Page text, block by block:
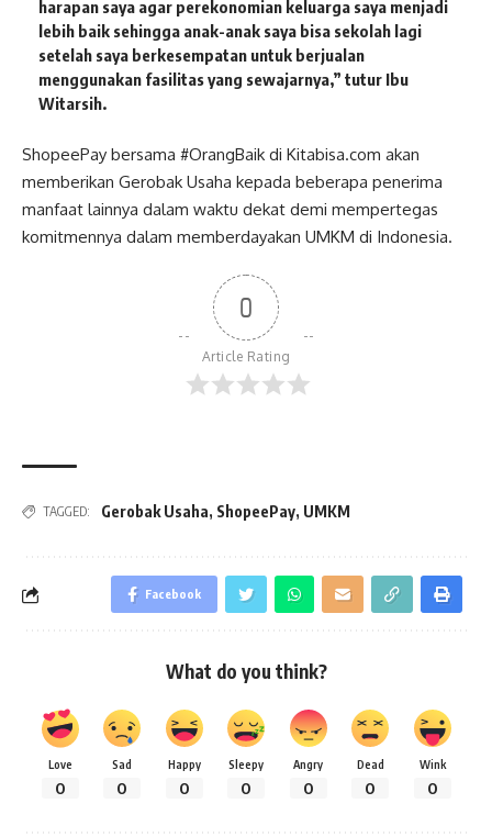
harapan saya agar perekonomian keluarga saya menjadi
lebih baik sehingga anak-anak saya bisa sekolah lagi
setelah saya berkesempatan untuk berjualan
menggunakan fasilitas yang sewajarnya,” tutur Ibu
Witarsih.
ShopeePay bersama #OrangBaik di Kitabisa.com akan
memberikan Gerobak Usaha kepada beberapa penerima
manfaat lainnya dalam waktu dekat demi mempertegas
komitmennya dalam memberdayakan UMKM di Indonesia.
0
Article Rating
TAGGED: Gerobak Usaha, ShopeePay, UMKM
Facebook
What do you think?
Love
0
Sad
0
Happy
0
Sleepy
0
Angry
0
Dead
0
Wink
0